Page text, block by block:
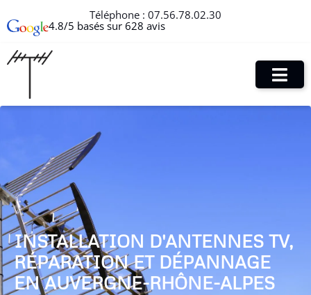
Téléphone : 07.56.78.02.30
4.8/5 basés sur 628 avis
INSTALLATION D'ANTENNES TV,
RÉPARATION ET DÉPANNAGE
EN AUVERGNE-RHÔNE-ALPES